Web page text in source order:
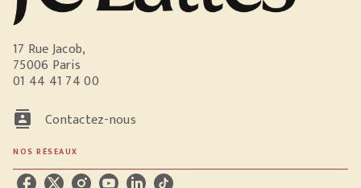
17 Rue Jacob,
75006 Paris
01 44 41 74 00
contacts Contactez-nous
NOS RÉSEAUX